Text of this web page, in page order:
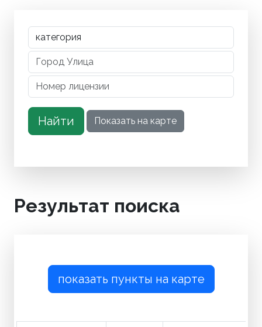
Результат поиска
показать пункты на карте